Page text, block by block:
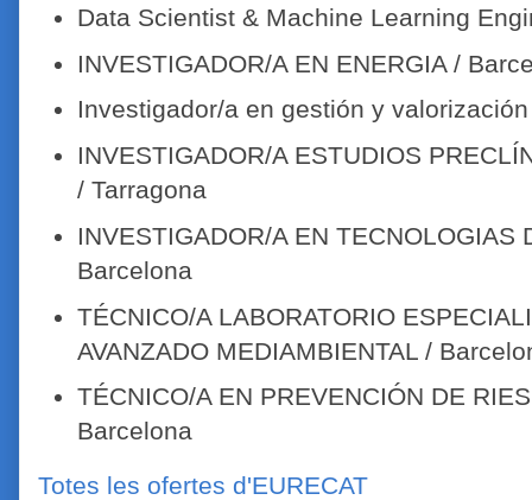
Data Scientist & Machine Learning
INVESTIGADOR/A EN ENERGIA /
Investigador/a en gestión y
INVESTIGADOR/A ESTUDIOS
/ Tarragona
INVESTIGADOR/A EN TECNOLOGIAS
Barcelona
TÉCNICO/A LABORATORIO
AVANZADO MEDIAMBIENTAL /
TÉCNICO/A EN PREVENCIÓN DE
Barcelona
Totes les ofertes d'EURECAT